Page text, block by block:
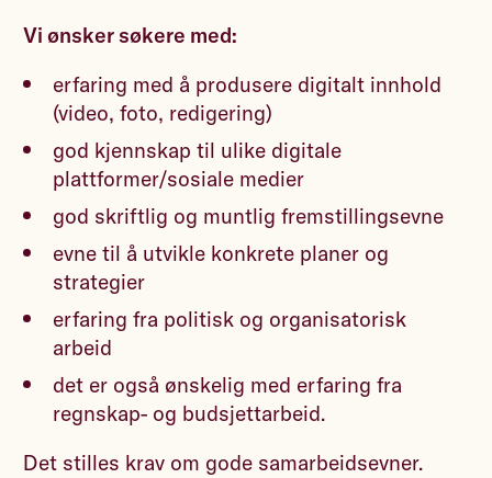
Vi ønsker søkere med:
erfaring med å produsere digitalt innhold
(video, foto, redigering)
god kjennskap til ulike digitale
plattformer/sosiale medier
god skriftlig og muntlig fremstillingsevne
evne til å utvikle konkrete planer og
strategier
erfaring fra politisk og organisatorisk
arbeid
det er også ønskelig med erfaring fra
regnskap- og budsjettarbeid.
Det stilles krav om gode samarbeidsevner.